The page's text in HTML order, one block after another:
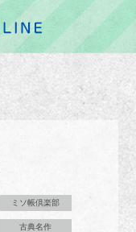
ミソ帳倶楽部
古典名作